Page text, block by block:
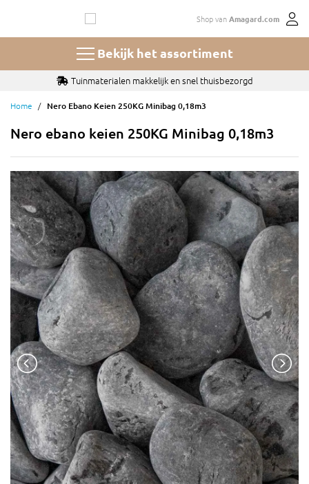
de
Shop vanAmagard.com
Bekijk het assortiment
Tuinmaterialen makkelijk en snel thuisbezorgd
Home Nero Ebano Keien 250KG Minibag 0,18m3
Nero ebano keien 250KG Minibag 0,18m3